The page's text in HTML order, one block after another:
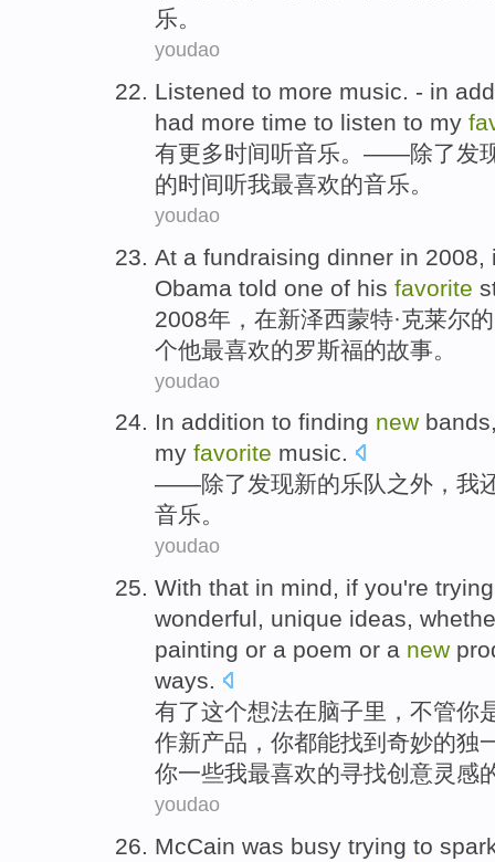
乐。
youdao
Listened to more music. - in
had more time to listen to my
有更多时间听音乐。——除了发
的时间听我最喜欢的音乐。
youdao
At a fundraising dinner in 2008,
Obama told one of his favorite
2008年， 在新泽西蒙特·克莱尔的
个他最喜欢的罗斯福的故事 。
youdao
In addition to finding new bands
my favorite music.
——除了发现新的乐队之外 ， 我
音乐。
youdao
With that in mind, if you're trying
wonderful, unique ideas,
painting or a poem or a new
ways.
有了这个想法在脑子里， 不管你
作新产品 ，你都能找到 奇妙的独
你一些我最喜欢的寻找创意灵感
youdao
McCain was busy trying to